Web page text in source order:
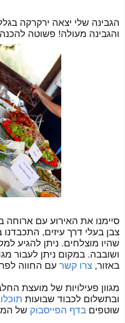
הגבינה שלי יצאה ירקרקה
והגבינה מעולה! פשוטה
סיימנו את האירוע עם ארוחה
צבן בעלי דרך עיזים,
שהיו מוצלחים. ניתן להגיע
ושובבה. במקום ניתן לעבור
באזור, צרו קשר עם החווה
מגוון פעילויות של מועצת
ובתשלום לכבוד שבועות
שוטפים בדף הפייסבוק של